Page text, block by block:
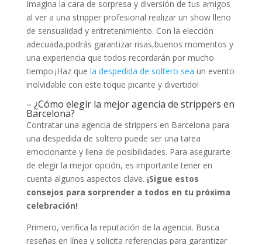
Imagina la cara de sorpresa⁣ y ‍diversión de ‌tus ⁤amigos
⁤al ⁤ver a una stripper profesional realizar⁤ un show⁣ lleno
de sensualidad y⁢ entretenimiento. Con la elección
adecuada,podrás ⁢garantizar risas,buenos momentos y‍
una experiencia ​que todos recordarán​ por mucho
⁤tiempo.¡Haz que la despedida de soltero sea un evento
inolvidable con este​ toque picante y divertido!
– ¿Cómo‌ elegir⁢ la mejor agencia de strippers en
Barcelona?
Contratar una agencia de strippers en Barcelona para
⁤una despedida de soltero puede ‍ser ⁤una tarea
emocionante y llena de posibilidades.‍ Para⁤ asegurarte
de ⁣elegir la mejor opción, es importante tener ⁢en
cuenta algunos‌ aspectos⁣ clave. ¡Sigue​ estos‍
consejos para ​sorprender a ‍todos en tu próxima
celebración!
Primero, verifica‍ la reputación de la agencia.‌ Busca
reseñas en línea y solicita referencias para ⁢garantizar